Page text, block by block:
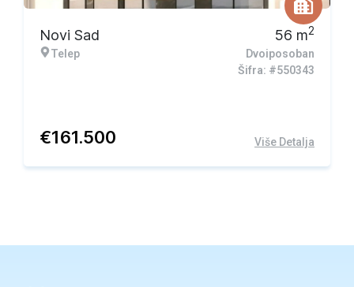
Novi Sad
Telep
56 m2
Dvoiposoban
Šifra: #550343
€161.500 Više Detalja